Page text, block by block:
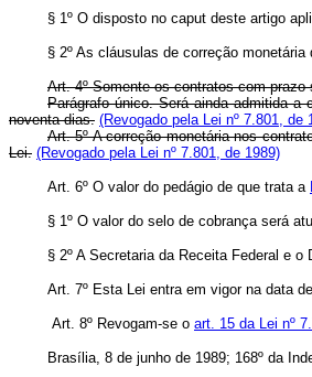
§ 1º O disposto no caput deste artigo
§ 2º As cláusulas de correção
Art. 4º Somente os contratos com
Parágrafo único. Será ainda admitida a
noventa dias. (Revogado pela Lei nº 7.801, de
Art. 5º A correção monetária nos
Lei. (Revogado pela Lei nº 7.801, de 1989)
Art. 6º O valor do pedágio de que trata a
§ 1º O valor do selo de cobrança será
§ 2º A Secretaria da Receita Federal e
Art. 7º Esta Lei entra em vigor na data
Art. 8º Revogam-se o art. 15 da Lei nº
Brasília, 8 de junho de 1989; 168º da